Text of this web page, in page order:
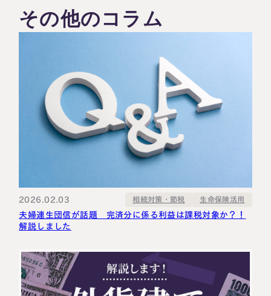
その他のコラム
2026.02.03 相続対策・節税 生命保険活用
夫婦連生団信が話題 完済分に係る利益は課税対象か？！
解説しました